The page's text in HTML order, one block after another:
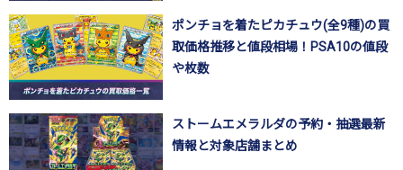
ポンチョを着たピカチュウ(全9種)の買
取価格推移と値段相場！PSA10の値段
や枚数
ストームエメラルダの予約・抽選最新
情報と対象店舗まとめ